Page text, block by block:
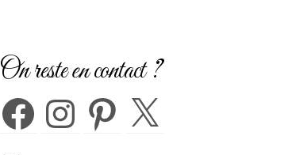
On reste en contact ?
FacebookInstagramPinterest X